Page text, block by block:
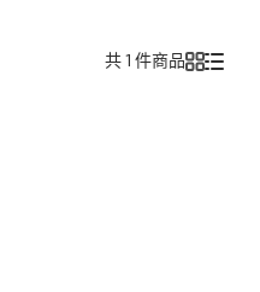
共 1 件商品